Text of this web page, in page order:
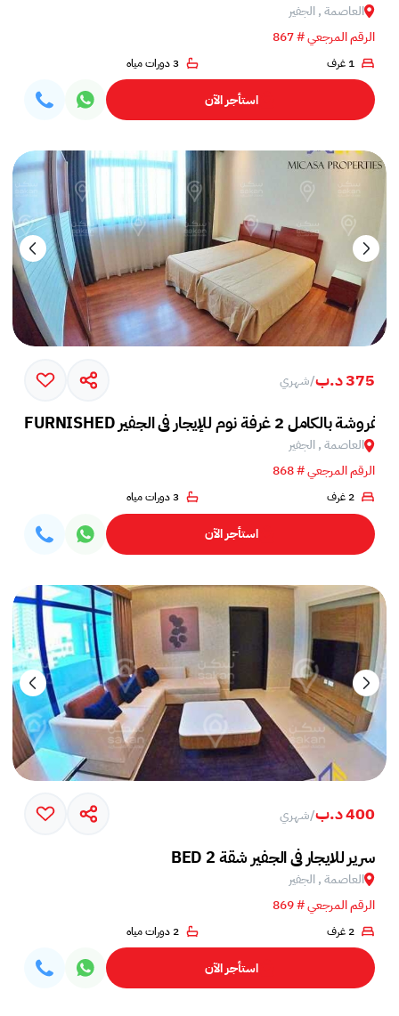
العاصمة , الجفير
الرقم المرجعي # 867
1 غرف 3 دورات مياه
استأجر الآن
375 د.ب /شهري
العاصمة , الجفير
الرقم المرجعي # 868
2 غرف 3 دورات مياه
استأجر الآن
400 د.ب /شهري
BED 2 سرير للايجار في الجفير شقة
العاصمة , الجفير
الرقم المرجعي # 869
2 غرف 2 دورات مياه
استأجر الآن